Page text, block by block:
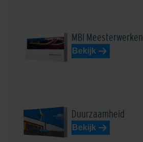
MBI Meesterwerken
Bekijk
Duurzaamheid
Bekijk